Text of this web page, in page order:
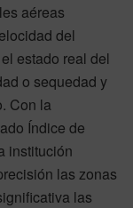
aéreas
del
estado real del
o sequedad y
Con la
Índice de
institución
las zonas
las